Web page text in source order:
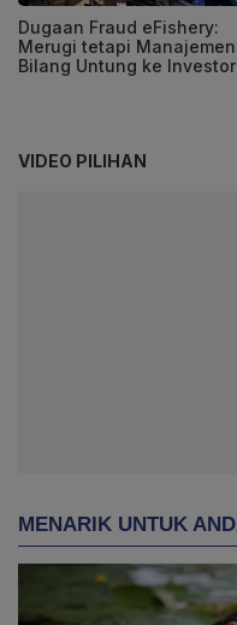
Dugaan Fraud eFishery:
Merugi tetapi Manajemen
Bilang Untung ke Investor
VIDEO PILIHAN